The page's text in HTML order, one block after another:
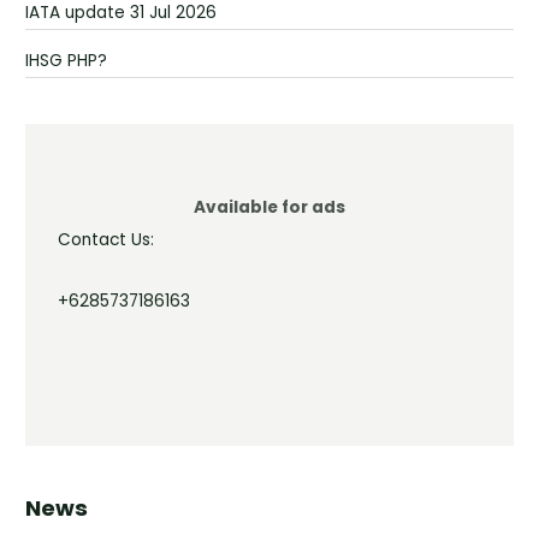
IATA update 31 Jul 2026
IHSG PHP?
Available for ads
Contact Us:
+6285737186163
News